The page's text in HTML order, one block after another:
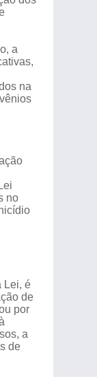
a
na
no
Lei, é
de
por
a
de